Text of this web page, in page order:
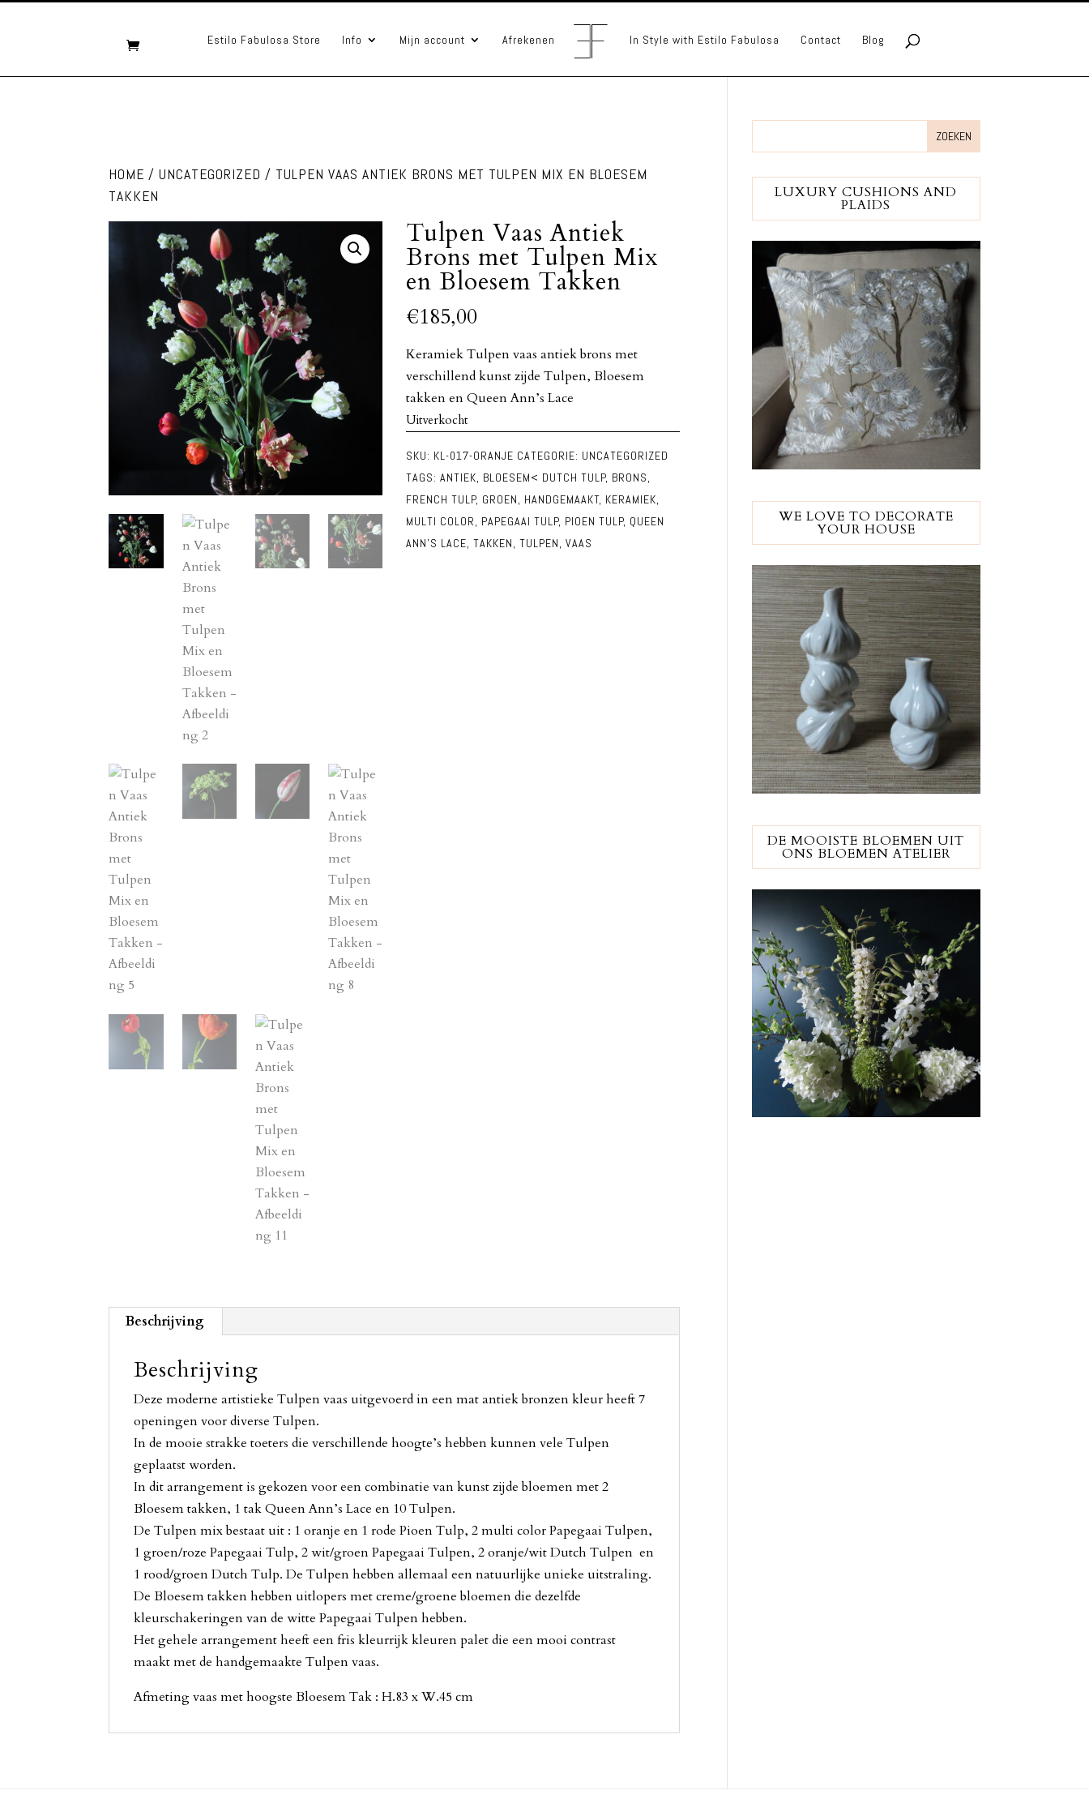
Estilo Fabulosa Store Info Mijn account Afrekenen In Style with Estilo Fabulosa Contact Blog
HOME /UNCATEGORIZED / TULPEN VAAS ANTIEK BRONS MET TULPEN MIX EN BLOESEM
TAKKEN
Tulpen Vaas Antiek
Brons met Tulpen Mix
en Bloesem Takken
€185,00
Keramiek Tulpen vaas antiek brons met
verschillend kunst zijde Tulpen, Bloesem
takken en Queen Ann’s Lace
Uitverkocht
SKU: KL-017-ORANJE CATEGORIE: UNCATEGORIZED
TAGS: ANTIEK, BLOESEM< DUTCH TULP, BRONS,
FRENCH TULP, GROEN, HANDGEMAAKT, KERAMIEK,
MULTI COLOR, PAPEGAAI TULP, PIOEN TULP, QUEEN
ANN'S LACE, TAKKEN, TULPEN, VAAS
Beschrijving
Beschrijving
Deze moderne artistieke Tulpen vaas uitgevoerd in een mat antiek bronzen kleur heeft 7
openingen voor diverse Tulpen.
In de mooie strakke toeters die verschillende hoogte’s hebben kunnen vele Tulpen
geplaatst worden.
In dit arrangement is gekozen voor een combinatie van kunst zijde bloemen met 2
Bloesem takken, 1 tak Queen Ann’s Lace en 10 Tulpen.
De Tulpen mix bestaat uit : 1 oranje en 1 rode Pioen Tulp, 2 multi color Papegaai Tulpen,
1 groen/roze Papegaai Tulp, 2 wit/groen Papegaai Tulpen, 2 oranje/wit Dutch Tulpen en
1 rood/groen Dutch Tulp. De Tulpen hebben allemaal een natuurlijke unieke uitstraling.
De Bloesem takken hebben uitlopers met creme/groene bloemen die dezelfde
kleurschakeringen van de witte Papegaai Tulpen hebben.
Het gehele arrangement heeft een fris kleurrijk kleuren palet die een mooi contrast
maakt met de handgemaakte Tulpen vaas.
Afmeting vaas met hoogste Bloesem Tak : H.83 x W.45 cm
LUXURY CUSHIONS AND
PLAIDS
WE LOVE TO DECORATE
YOUR HOUSE
DE MOOISTE BLOEMEN UIT
ONS BLOEMEN ATELIER